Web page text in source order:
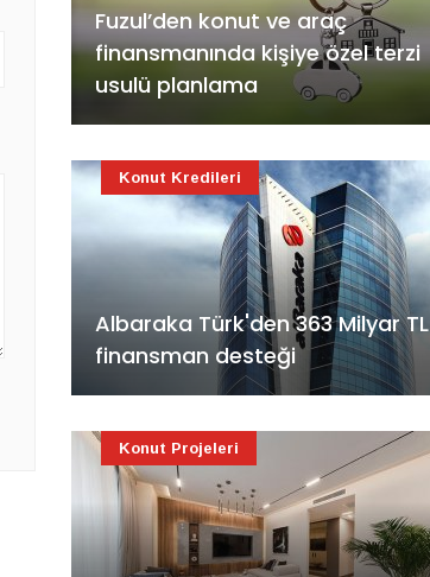
Fuzul’den konut ve araç
finansmanında kişiye özel terzi
usulü planlama
Albaraka Türk'den 363 Milyar TL
finansman desteği
Konut Kredileri
Konut Projeleri